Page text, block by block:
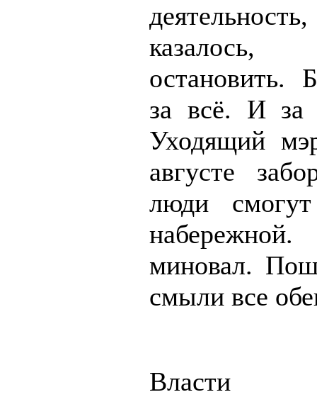
остановить.
за всё. И за
Уходящий
августе
люди
миновал.
смыли все
Власти